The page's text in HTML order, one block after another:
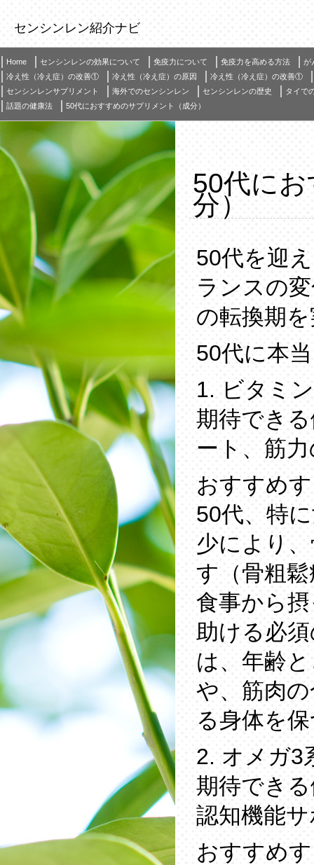
センシンレン紹介ナビ
Home センシンレンの効果について 免疫力について 免疫力を高める方法
が
冷え性（冷え症）の改善①
冷え性（冷え症）の原因
冷え性（冷え症）の改善①
センシンレンサプリメント
海外でのセンシンレン センシンレンの歴史
タイで
話題の健康法
50代におすすめのサプリメント（成分）
50代に
分）
50代を迎
ランスの
の転換期
50代に本
1. ビタミ
期待でき
ート、筋
おすすめ
50代、特
少により
す（骨粗
食事から
助ける必
は、年齢
や、筋肉
る身体を
2. オメガ3
期待でき
認知機能
おすすめ